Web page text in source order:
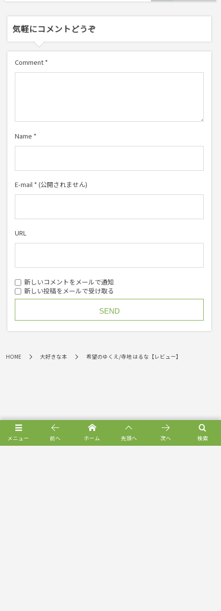
気軽にコメントどうぞ
Comment *
Name *
E-mail * (公開されません)
URL
新しいコメントをメールで通知
新しい投稿をメールで受け取る
HOME 大好きな本 希望のゆくえ/寺地 はるな【レビュー】
メニュー 検索
前へ ホーム 先頭へ 次へ